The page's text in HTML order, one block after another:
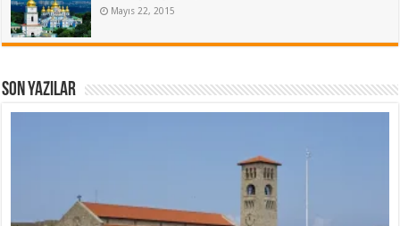
Mayıs 22, 2015
Son Yazılar